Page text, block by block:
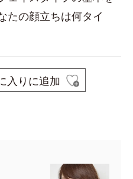
たの顔立ちは何タイ
入りに追加